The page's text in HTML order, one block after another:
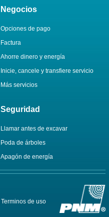
Negocios
Opciones de pago
Factura
Ahorre dinero y energía
Inicie, cancele y transfiere servicio
Más servicios
Seguridad
Llamar antes de excavar
Poda de árboles
Apagón de energía
Terminos de uso